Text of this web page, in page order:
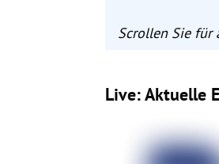
Scrollen Sie für
Live: Aktuelle